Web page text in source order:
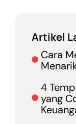
Artikel
Cara
4
yang